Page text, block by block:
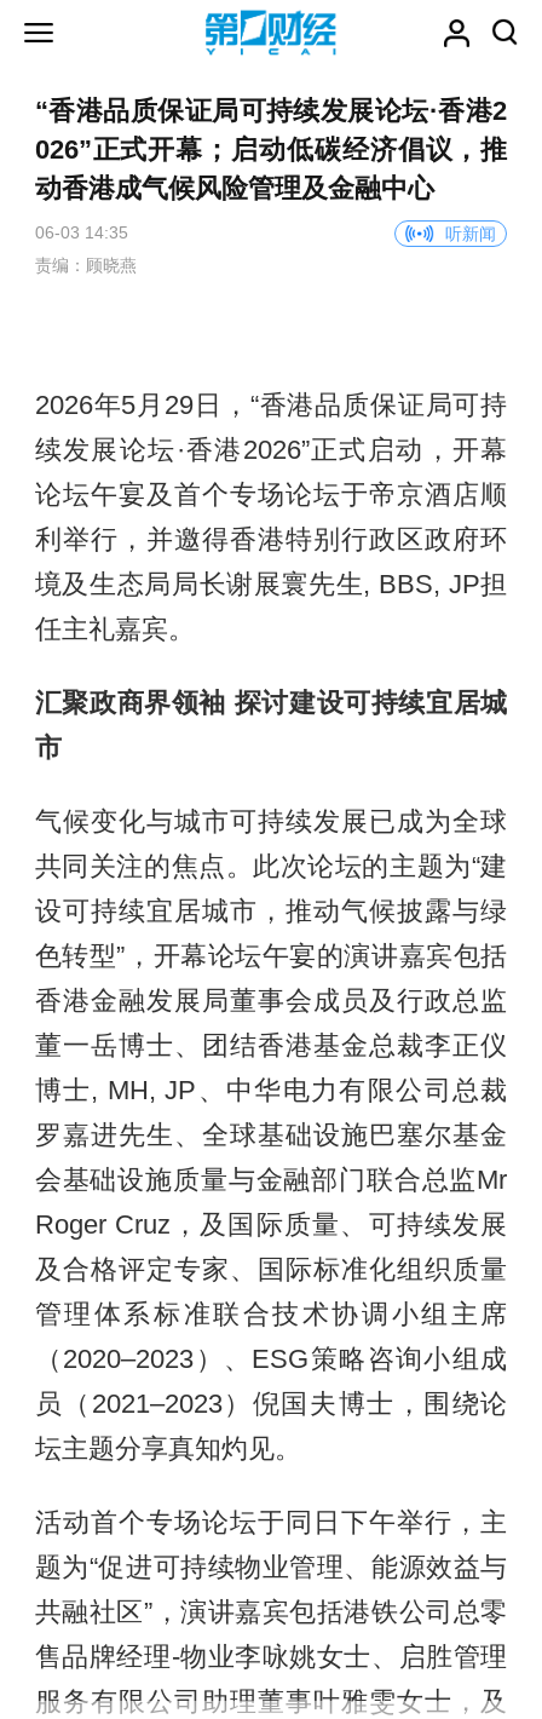
“香港品质保证局可持续发展论坛·香港2
026”正式开幕；启动低碳经济倡议，推
动香港成气候风险管理及金融中心
06-03 14:35
听新闻
责编：顾晓燕
2026年5月29日，“香港品质保证局可持
续发展论坛·香港2026”正式启动，开幕
论坛午宴及首个专场论坛于帝京酒店顺
利举行，并邀得香港特别行政区政府环
境及生态局局长谢展寰先生, BBS, JP担
任主礼嘉宾。
汇聚政商界领袖 探讨建设可持续宜居城
市
气候变化与城市可持续发展已成为全球
共同关注的焦点。此次论坛的主题为“建
设可持续宜居城市，推动气候披露与绿
色转型”，开幕论坛午宴的演讲嘉宾包括
香港金融发展局董事会成员及行政总监
董一岳博士、团结香港基金总裁李正仪
博士, MH, JP、中华电力有限公司总裁
罗嘉进先生、全球基础设施巴塞尔基金
会基础设施质量与金融部门联合总监Mr
Roger Cruz，及国际质量、可持续发展
及合格评定专家、国际标准化组织质量
管理体系标准联合技术协调小组主席
（2020–2023）、ESG策略咨询小组成
员（2021–2023）倪国夫博士，围绕论
坛主题分享真知灼见。
活动首个专场论坛于同日下午举行，主
题为“促进可持续物业管理、能源效益与
共融社区”，演讲嘉宾包括港铁公司总零
售品牌经理-物业李咏姚女士、启胜管理
服务有限公司助理董事叶雅雯女士，及